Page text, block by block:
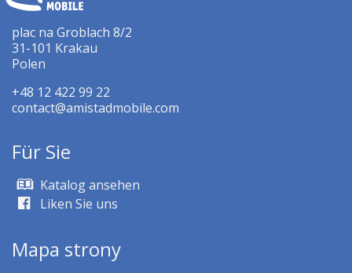
plac na Groblach 8/2
31-101 Krakau
Polen
+48 12 422 99 22
contact@amistadmobile.com
Für Sie
Katalog ansehen
Liken Sie uns
Mapa strony